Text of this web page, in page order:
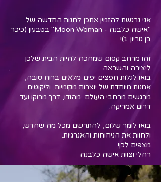
אני נרגשת להזמין אתכן לחנות החדשה של
"אישה כלבנה - Moon Woman" בטבעון (כיכר
בן גוריון 1)!
זהו מרחב קסום שמחכה להיות הבית שלכן
ליצירה והשראה.
בואו לגלות חפצים יפים מלאים ברוח טובה,
אמנות מיוחדת של יוצרות מקומיות, וליקוטים
מרגשים מרחבי העולם: מהודו, דרך מרוקו ועד
דרום אמריקה.
בואו לומר שלום, להתרשם מכל מה שחדש,
ולחוות את הניחוחות והאנרגיות.
מצפים לכן!
רחלי וצוות אישה כלבנה​